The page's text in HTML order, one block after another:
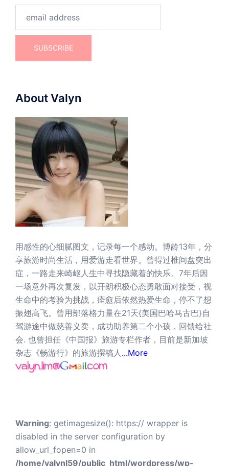
About Valyn
用感性的心细腻图文，记录每一个感动。博龄13年，分
享旅游时尚生活，用爱游走看世界。曾得过椎间盘突出
症，一路走来崎岖人生中寻找隐藏着的快乐。7年后因
一场意外再次复发，以开朗积极心态勇敢面对接受，视
生命中的考验为挑战，痊愈后依然热爱生命，停不了想
振翅高飞。曾用部落格力量在21天{美国巴哈马古巴}自
驾游途中做慈善义卖，成功助养第二个小孩，回馈给社
会. 也曾担任《中国报》旅游专栏作者，目前是新加坡
杂志《畅游行》的旅游撰稿人 ...More
Warning: getimagesize(): https:// wrapper is
disabled in the server configuration by
allow_url_fopen=0 in
/home/valynl59/public_html/wordpress/wp-